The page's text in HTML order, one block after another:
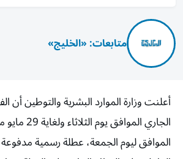
متابعات: «الخليج»
الجاري
الموافق ليوم الجمعة، عطلة رسمية